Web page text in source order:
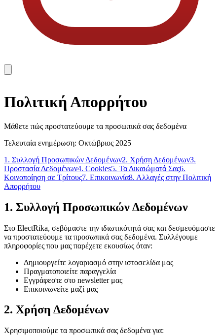
Πολιτική Απορρήτου
Μάθετε πώς προστατεύουμε τα προσωπικά σας δεδομένα
Τελευταία ενημέρωση: Οκτώβριος 2025
1. Συλλογή Προσωπικών Δεδομένων2. Χρήση Δεδομένων3.
Προστασία Δεδομένων4. Cookies5. Τα Δικαιώματά Σας6.
Κοινοποίηση σε Τρίτους7. Επικοινωνία8. Αλλαγές στην Πολιτική
Απορρήτου
1. Συλλογή Προσωπικών Δεδομένων
Στο ElectRika, σεβόμαστε την ιδιωτικότητά σας και δεσμευόμαστε
να προστατεύουμε τα προσωπικά σας δεδομένα. Συλλέγουμε
πληροφορίες που μας παρέχετε εκουσίως όταν:
Δημιουργείτε λογαριασμό στην ιστοσελίδα μας
Πραγματοποιείτε παραγγελία
Εγγράφεστε στο newsletter μας
Επικοινωνείτε μαζί μας
2. Χρήση Δεδομένων
Χρησιμοποιούμε τα προσωπικά σας δεδομένα για: